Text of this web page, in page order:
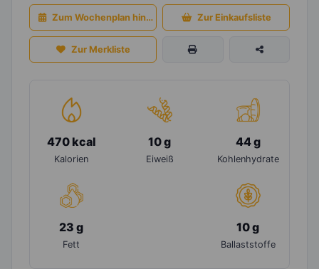
Zum Wochenplan hinzufügen Zur Einkaufsliste
Zur Merkliste
470 kcal
Kalorien
10 g
Eiweiß
44 g
Kohlenhydrate
23 g
Fett
10 g
Ballaststoffe